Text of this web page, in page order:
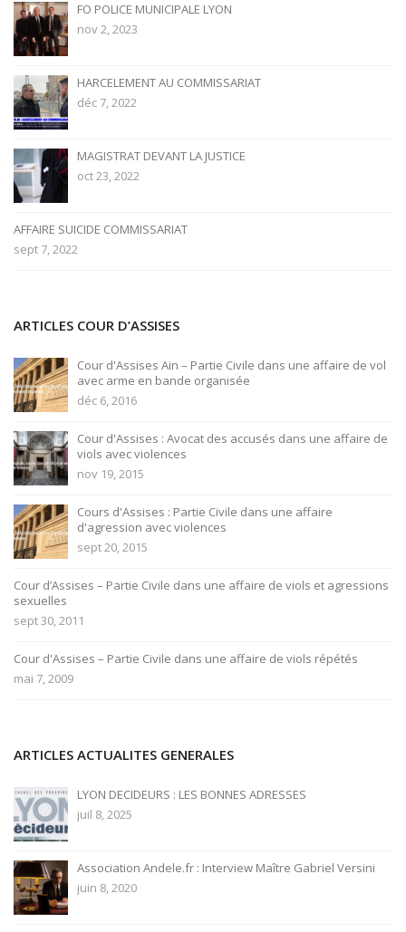
FO POLICE MUNICIPALE LYON
nov 2, 2023
HARCELEMENT AU COMMISSARIAT
déc 7, 2022
MAGISTRAT DEVANT LA JUSTICE
oct 23, 2022
AFFAIRE SUICIDE COMMISSARIAT
sept 7, 2022
ARTICLES COUR D’ASSISES
Cour d'Assises Ain – Partie Civile dans une affaire de vol
avec arme en bande organisée
déc 6, 2016
Cour d'Assises : Avocat des accusés dans une affaire de
viols avec violences
nov 19, 2015
Cours d'Assises : Partie Civile dans une affaire
d'agression avec violences
sept 20, 2015
Cour d’Assises – Partie Civile dans une affaire de viols et agressions
sexuelles
sept 30, 2011
Cour d'Assises – Partie Civile dans une affaire de viols répétés
mai 7, 2009
ARTICLES ACTUALITES GENERALES
LYON DECIDEURS : LES BONNES ADRESSES
juil 8, 2025
Association Andele.fr : Interview Maître Gabriel Versini
juin 8, 2020